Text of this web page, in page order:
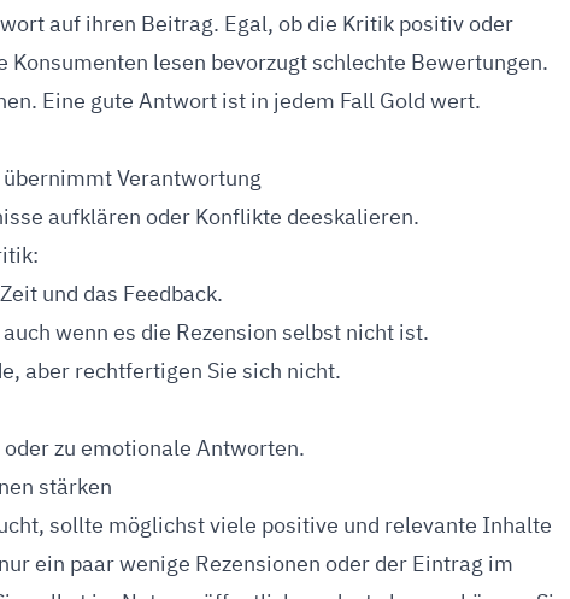
auf ihren Beitrag. Egal, ob die Kritik positiv oder
lesen bevorzugt schlechte Bewertungen.
Eine gute Antwort ist in jedem Fall Gold wert.
Verantwortung
aufklären oder Konflikte deeskalieren.
und das Feedback.
wenn es die Rezension selbst nicht ist.
aber rechtfertigen Sie sich nicht.
zu emotionale Antworten.
stärken
sollte möglichst viele positive und relevante Inhalte
ein paar wenige Rezensionen oder der Eintrag im